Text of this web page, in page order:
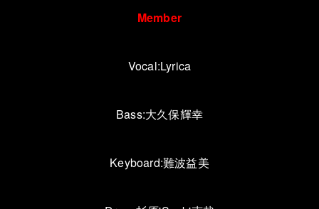
Member
Vocal:Lyrica
Bass:大久保輝幸
Keyboard:難波益美